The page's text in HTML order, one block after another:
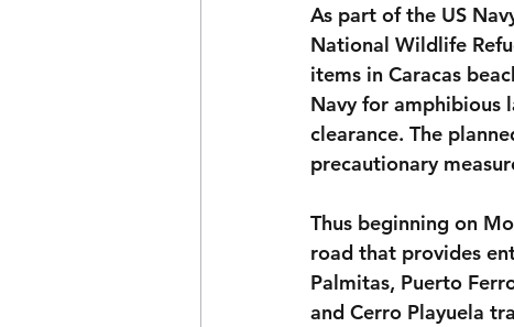
As part of the US
National Wildlife
items in Caracas
Navy for amphibious
clearance. The
precautionary
Thus beginning on
road that provides
Palmitas, Puerto
and Cerro Playuela